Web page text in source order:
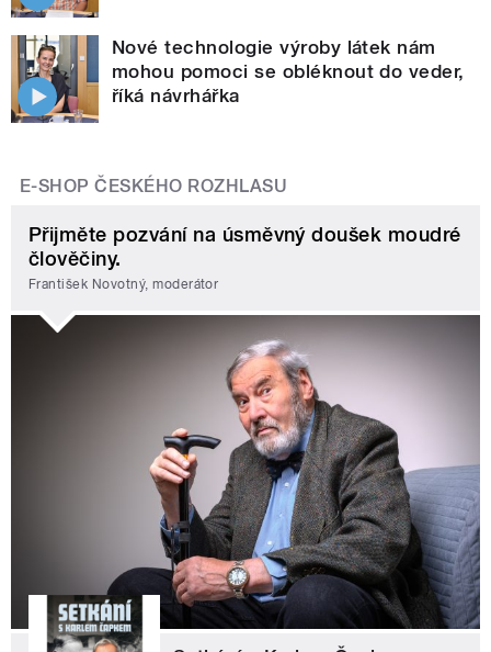
Nové technologie výroby látek nám
mohou pomoci se obléknout do veder,
říká návrhářka
E-SHOP ČESKÉHO ROZHLASU
Přijměte pozvání na úsměvný doušek moudré
člověčiny.
František Novotný, moderátor